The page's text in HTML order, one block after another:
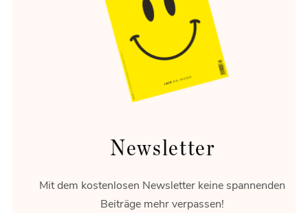
Circular Escape
Eine schöne Umgebung verändert, wie wir reisen,
entspannen und erinnern.
Newsletter
Mit dem kostenlosen Newsletter keine spannenden
Beiträge mehr verpassen!